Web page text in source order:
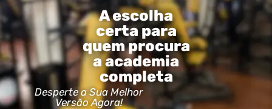
A escolha
certa para
quem procura
a academia
completa
Desperte a Sua Melhor
Versão Agora!